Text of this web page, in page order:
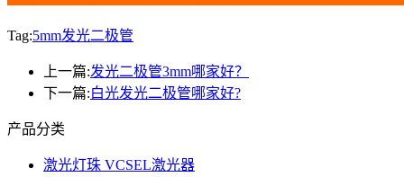
Tag:5mm发光二极管
上一篇:发光二极管3mm哪家好？
下一篇:白光发光二极管哪家好?
产品分类
激光灯珠 VCSEL激光器